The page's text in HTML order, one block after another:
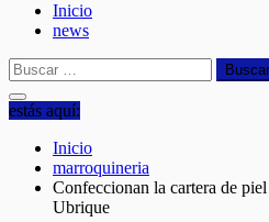
Inicio
news
Buscar:
estás aquí:
Inicio
marroquineria
Confeccionan la cartera de
Ubrique